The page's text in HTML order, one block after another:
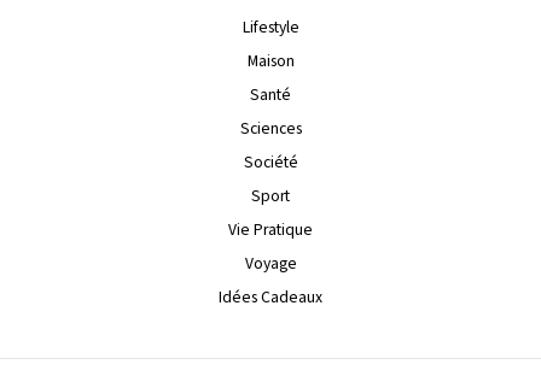
Lifestyle
Maison
Santé
Sciences
Société
Sport
Vie Pratique
Voyage
Idées Cadeaux